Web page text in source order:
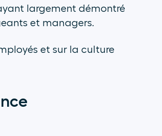
largement démontré
et managers.
et sur la culture